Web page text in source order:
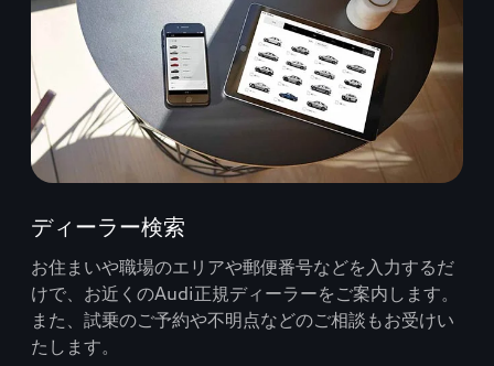
ディーラー検索
お住まいや職場のエリアや郵便番号などを入力するだ
けで、お近くのAudi正規ディーラーをご案内します。
また、試乗のご予約や不明点などのご相談もお受けい
たします。